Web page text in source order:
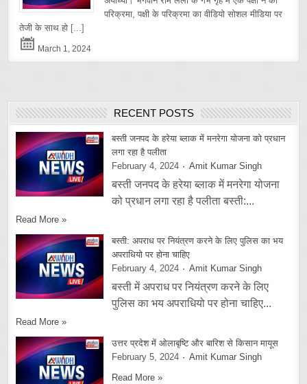
परिक्रमा, पक्षी के परिक्रमा का वीडियो सोशल मीडिया पर
तेजी के साथ हो [...]
March 1, 2024
RECENT POSTS
बस्ती जनपद के हरेया ब्लाक में मनरेगा योजना को प्रधान
लगा रहा है पलीता
February 4, 2024
Amit Kumar Singh
बस्ती जनपद के हरेया ब्लाक में मनरेगा योजना
को प्रधान लगा रहा है पलीता बस्ती:...
Read More »
बस्ती: अपराध पर नियंत्रण करने के लिए पुलिस का भय
अपराधियो पर होना चाहिए
February 4, 2024
Amit Kumar Singh
बस्ती में अपराध पर नियंत्रण करने के लिए
पुलिस का भय अपराधियो पर होना चाहिए...
Read More »
उत्तर प्रदेश में ओलाबृष्टि और बारिश से किसान मायूस
February 5, 2024
Amit Kumar Singh
Read More »